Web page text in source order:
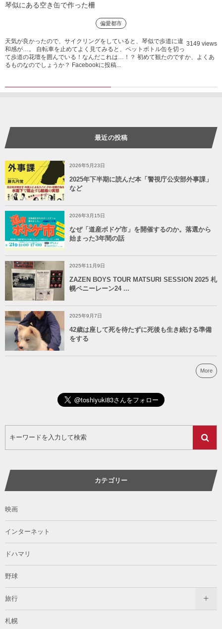
琴似にある空き缶で作った柵
偏愛都市
3149 views
天気が良かったので、サイクリングをしていると、琴似で歩道に違
和感が…。 自転車を止めてよく見てみると、ペットボトル缶を切っ
て歩道の花壇を囲んでいる！なんだこれは…！？ 初めて観たのですか、よくあ
るものなのでしょうか？ Facebookに投稿...
最近の投稿
2026年5月23日
2025年下半期に読んだ本「警視庁公安部外事課」
など
2026年3月15日
なぜ「道産ボドゲ市」を開催するのか。落選から
始まった3年間の話
2025年11月9日
ZAZEN BOYS TOUR MATSURI SESSION 2025 札
幌ペニーレーン24 ...
2025年9月7日
42歳は座して死を待たずに死後も生き続ける準備
をする
More
カテゴリー
映画
インターネット
ドハマリ
野球
旅行
札幌